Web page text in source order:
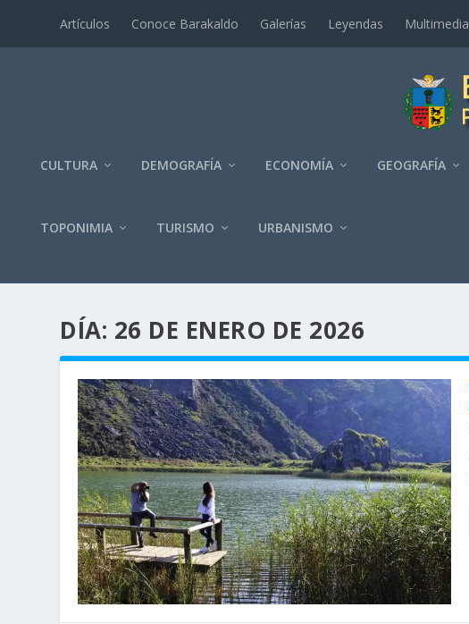
Artí­culos Conoce Barakaldo Galerí­as Leyendas Multimedia
CULTURA DEMOGRAFÍA ECONOMÍA GEOGRAFÍ­A
TOPONIMIA TURISMO URBANISMO
DÍA: 26 DE ENERO DE 2026